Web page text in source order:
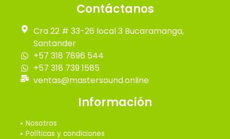
Contáctanos
Cra 22 # 33-26 local 3 Bucaramanga,
Santander
+57 318 7896 544
+57 318 739 1585
ventas@mastersound.online
Información
Nosotros
Políticas y condiciones